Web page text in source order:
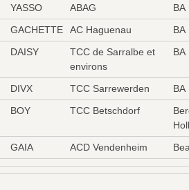
YASSO ABAG
BA
GACHETTE AC Haguenau
BA
DAISY
TCC de Sarralbe et
environs
BA
DIVX TCC Sarrewerden
BA
BOY TCC Betschdorf
GAIA ACD Vendenheim